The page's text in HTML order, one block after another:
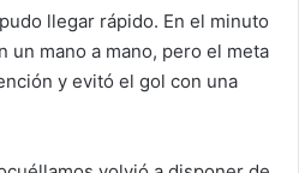
llegar rápido. En el minuto
un mano a mano, pero el meta
y evitó el gol con una